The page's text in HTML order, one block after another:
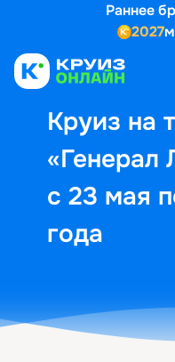
Раннее
2027
Круиз на
«Генерал
с 23 мая
года